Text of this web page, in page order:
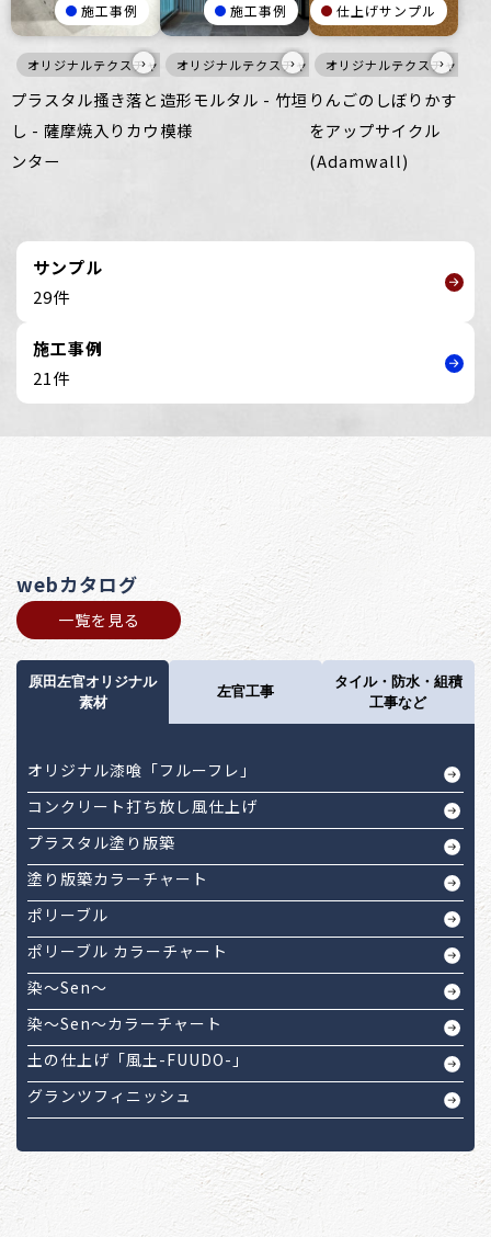
施工事例
オリジナルテクスチャ・特殊左官 白 壁
›
プラスタル搔き落と
し - 薩摩焼入りカウ
ンター
施工事例
オリジナルテクスチャ・特殊左官 灰 壁
›
造形モルタル - 竹垣
模様
仕上げサンプル
オリジナルテクスチャ・特
›
りんごのしぼりかす
をアップサイクル
(Adamwall)
サンプル
29件
施工事例
21件
webカタログ
一覧を見る
原田左官オリジナル
素材
左官工事
タイル・防水・組積
工事など
オリジナル漆喰「フルーフレ」
コンクリート打ち放し風仕上げ
プラスタル塗り版築
塗り版築カラーチャート
ポリーブル
ポリーブル カラーチャート
染～Sen～
染～Sen～カラーチャート
土の仕上げ「風土-FUUDO-」
グランツフィニッシュ